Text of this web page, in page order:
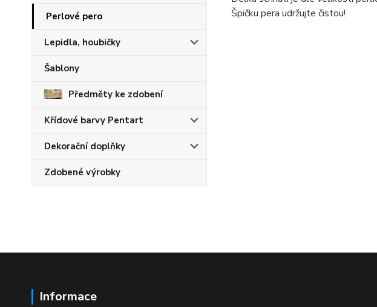
Perlové pero
Lepidla, houbičky
Šablony
Předměty ke zdobení
Křídové barvy Pentart
Dekorační doplňky
Zdobené výrobky
Špičku pera udržujte čistou!
Informace